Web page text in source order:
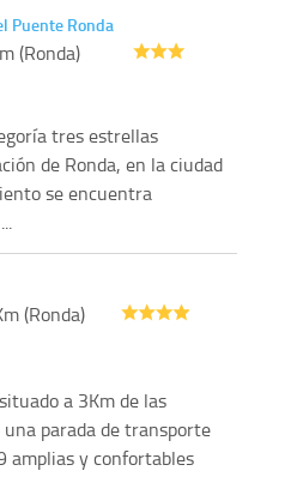
Puente Ronda
(Ronda)
tres estrellas
de Ronda, en la ciudad
se encuentra
(Ronda)
a 3Km de las
parada de transporte
amplias y confortables